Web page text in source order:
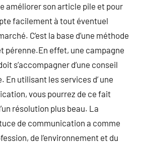
améliorer son article pile et pour
facilement à tout éventuel
C’est la base d’une méthode
pérenne.En effet, une campagne
s’accompagner d’une conseil
En utilisant les services d’ une
vous pourrez de ce fait
résolution plus beau. La
de communication a comme
de l’environnement et du